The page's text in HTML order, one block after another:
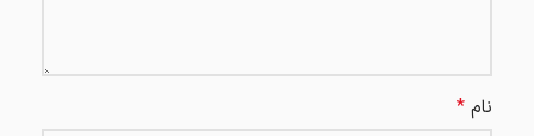
نام *